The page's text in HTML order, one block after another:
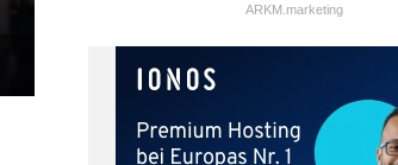
ARKM.marketing